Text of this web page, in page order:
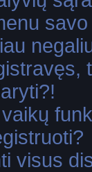
visus